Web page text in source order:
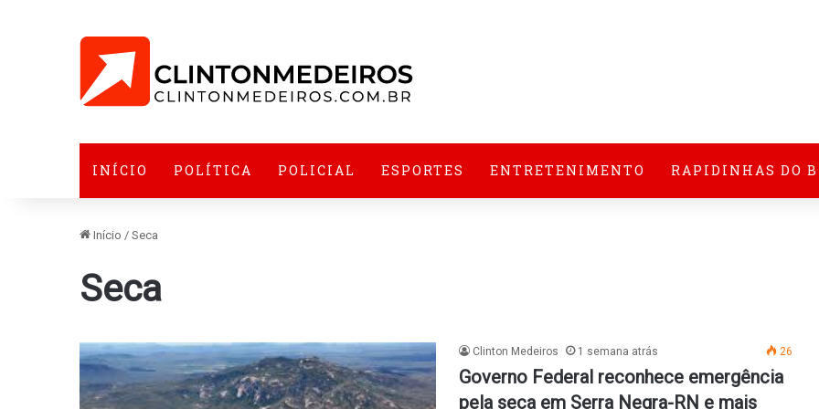
INÍCIO POLÍTICA POLICIAL ESPORTES ENTRETENIMENTO RAPIDINHAS DO
Início / Seca
Seca
Clinton Medeiros 1 semana atrás 26
Governo Federal reconhece emergência
pela seca em Serra Negra-RN e mais